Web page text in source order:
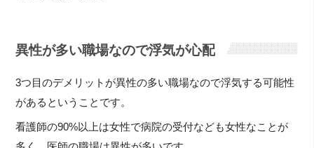
異性が多い職場なので浮気が心配
3つ目のデメリットが異性の多い職場なので浮気する可能性
があるということです。
看護師の90%以上は女性で病院の受付なども女性なことが